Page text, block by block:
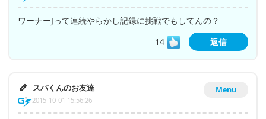
ワーナーJって連続やらかし記録に挑戦でもしてんの？
14
返信
Menu
スパくんのお友達
2015-10-01 15:56:26